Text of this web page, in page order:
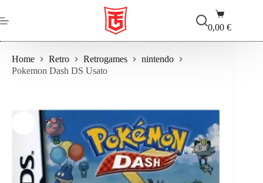
al
contenuto
Carrello
0,00€
Home Retro Retrogames
nintendo
Pokemon Dash DS Usato